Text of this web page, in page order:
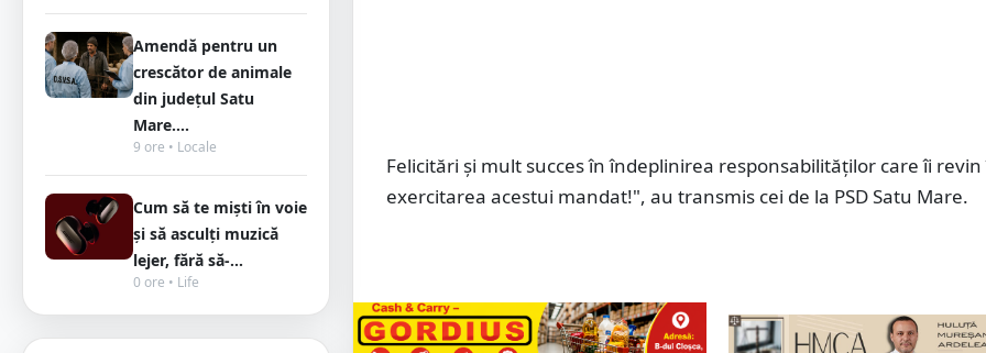
Amendă pentru un
crescător de animale
din județul Satu
Mare....
9 ore • Locale
Cum să te miști în voie
și să asculți muzică
lejer, fără să-...
0 ore • Life
Felicitări și mult succes în îndeplinirea responsabilităților care îi
exercitarea acestui mandat!", au transmis cei de la PSD Satu Mare.